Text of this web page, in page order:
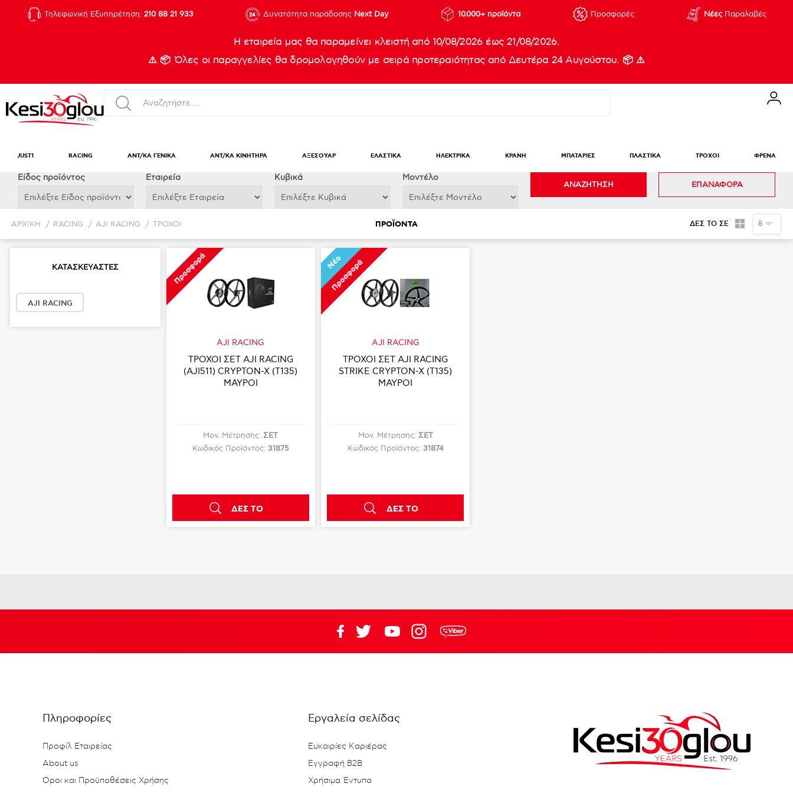
Τηλεφωνική Εξυπηρέτηση: 210 88 21 933 Δυνατότητα παράδοσης Next Day 10.000+ προϊόντα Προσφορές ΝέεςΠαραλαβές
Η εταιρεία μας θα παραμείνει κλειστή από 10/08/2026 έως 21/08/2026.
⚠️ 📦 Όλες οι παραγγελίες θα δρομολογηθούν με σειρά προτεραιότητας από Δευτέρα 24 Αυγούστου. 📦 ⚠️
JUST1 RACING ΑΝΤ/ΚΑ ΓΕΝΙΚΑ ΑΝΤ/ΚΑ ΚΙΝΗΤΗΡΑ ΑΞΕΣΟΥΑΡ ΕΛΑΣΤΙΚΑ ΗΛΕΚΤΡΙΚΑ ΚΡΑΝΗ ΜΠΑΤΑΡΙΕΣ ΠΛΑΣΤΙΚΑ ΤΡΟΧΟΙ ΦΡΕΝΑ
Eίδος προϊόντος Εταιρεία Κυβικά Μοντέλο
ΑΝΑΖΗΤΗΣΗ ΕΠΑΝΑΦΟΡΑ
ΑΡΧΙΚΉ / RACING / AJI RACING / ΤΡΟΧΟΙ ΠΡΟΪΟΝΤΑ ΔΕΣ ΤΟ ΣΕ 8
ΚΑΤΑΣΚΕΥΑΣΤΈΣ
AJI RACING
Προσφορά
AJI RACING
ΤΡΟΧΟΙ ΣΕΤ AJI RACING
(AJI511) CRYPTON-X (T135)
ΜΑΥΡΟΙ
Μον. Μέτρησης:ΣΕΤ
Κωδικός Προϊόντος: 31875
ΔΕΣ ΤΟ
Νέο
Προσφορά
AJI RACING
ΤΡΟΧΟΙ ΣΕΤ AJI RACING
STRIKE CRYPTON-X (T135)
ΜΑΥΡΟΙ
Μον. Μέτρησης: ΣΕΤ
Κωδικός Προϊόντος: 31874
ΔΕΣ ΤΟ
Πληροφορίες
Προφίλ Εταιρείας
About us
Όροι και Προϋποθέσεις Χρήσης
Εργαλεία σελίδας
Ευκαιρίες Καριέρας
Εγγραφή B2B
Χρήσιμα Έντυπα